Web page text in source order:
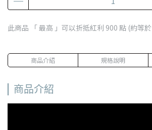
此商品 「 最高 」可以折抵紅利 900 點 (約等於
商品介紹 規格說明
商品介紹